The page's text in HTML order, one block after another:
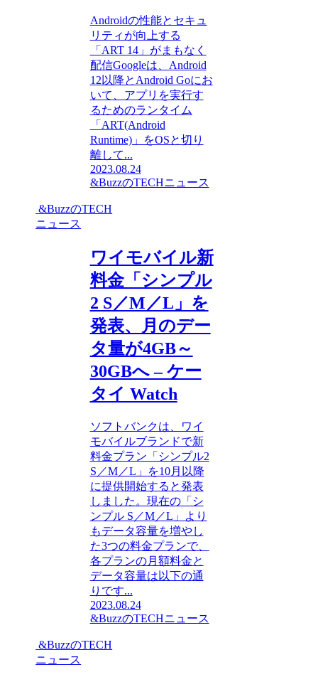
Androidの性能とセキュ
リティが向上する
「ART 14」がまもなく
配信Googleは、Android
12以降とAndroid Goにお
いて、アプリを実行す
るためのランタイム
「ART(Android
Runtime)」をOSと切り
離して...
2023.08.24
&BuzzのTECHニュース
&BuzzのTECH
ニュース
ワイモバイル新
料金「シンプル
2 S／M／L」を
発表、月のデー
タ量が4GB～
30GBへ – ケー
タイ Watch
ソフトバンクは、ワイ
モバイルブランドで新
料金プラン「シンプル2
S／M／L」を10月以降
に提供開始すると発表
しました。現在の「シ
ンプル S／M／L」より
もデータ容量を増やし
た3つの料金プランで、
各プランの月額料金と
データ容量は以下の通
りです...
2023.08.24
&BuzzのTECHニュース
&BuzzのTECH
ニュース